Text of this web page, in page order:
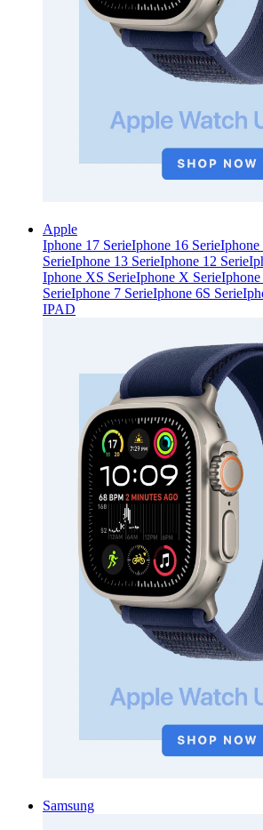
Apple
Iphone 17 SerieIphone 16 SerieIphone
SerieIphone 13 SerieIphone 12 Serie
Iphone XS SerieIphone X Serie
SerieIphone 7 SerieIphone 6S Serie
IPAD
Samsung